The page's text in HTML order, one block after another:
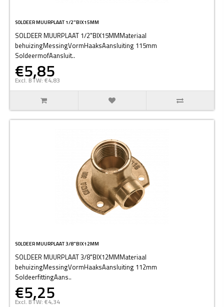
SOLDEER MUURPLAAT 1/2"BIX15MM
SOLDEER MUURPLAAT 1/2"BIX15MMMateriaal
behuizingMessingVormHaaksAansluiting 115mm
SoldeermofAansluit..
€5,85
Excl. BTW: €4,83
SOLDEER MUURPLAAT 3/8"BIX12MM
SOLDEER MUURPLAAT 3/8"BIX12MMMateriaal
behuizingMessingVormHaaksAansluiting 112mm
SoldeerfittingAans..
€5,25
Excl. BTW: €4,34